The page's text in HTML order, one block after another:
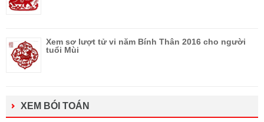
Xem sơ lượt tử vi năm Bính Thân 2016 cho người
tuổi Mùi
XEM BÓI TOÁN